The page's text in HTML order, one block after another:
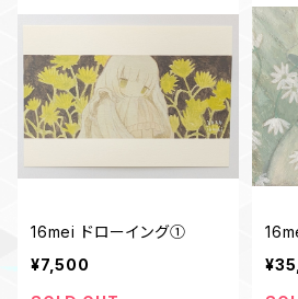
16mei ドローイング①
¥7,500